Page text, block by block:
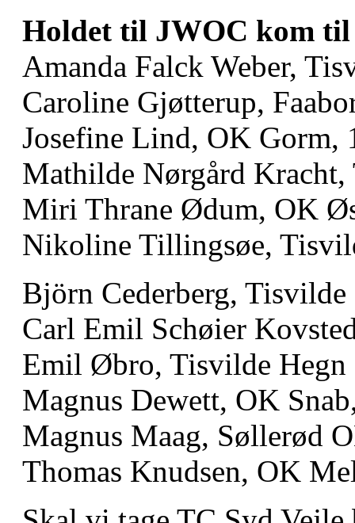
Holdet til JWOC kom til
Amanda Falck Weber,
Caroline Gjøtterup,
Josefine Lind, OK Gorm,
Mathilde Nørgård
Miri Thrane Ødum, OK
Nikoline Tillingsøe,
Björn Cederberg,
Carl Emil Schøier
Emil Øbro, Tisvilde Hegn
Magnus Dewett, OK
Magnus Maag, Søllerød
Thomas Knudsen, OK